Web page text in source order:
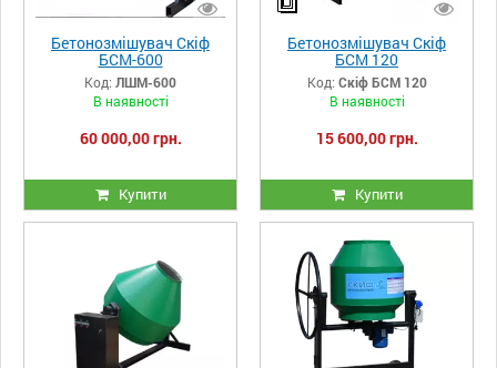
Бетонозмішувач Скіф
БСМ-600
Код: ЛШМ-600
В наявності
60 000,00 грн.
Купити
Бетонозмішувач Скіф
БСМ 120
Код: Скіф БСМ 120
В наявності
15 600,00 грн.
Купити